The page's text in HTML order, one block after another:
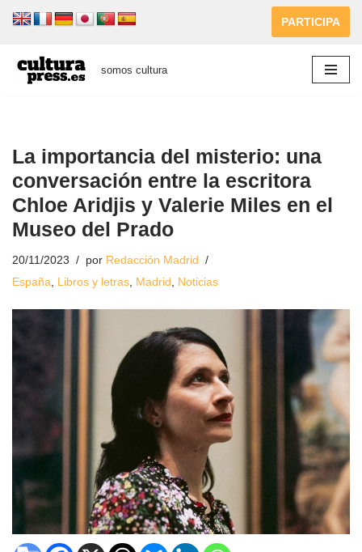
al
contenido
PARTICIPA
somos cultura
La importancia del misterio: una
conversación entre la escritora
Chloe Aridjis y Valerie Miles en el
Museo del Prado
20/11/2023 por Redacción Madrid
España
Libros y letras Madrid Noticias